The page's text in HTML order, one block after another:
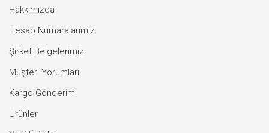
Hakkımızda
Hesap Numaralarımız
Şirket Belgelerimiz
Müşteri Yorumları
Kargo Gönderimi
Ürünler